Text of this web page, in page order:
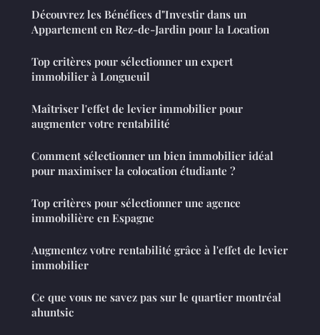
Découvrez les Bénéfices d"Investir dans un
Appartement en Rez-de-Jardin pour la Location
Top critères pour sélectionner un expert
immobilier à Longueuil
Maîtriser l'effet de levier immobilier pour
augmenter votre rentabilité
Comment sélectionner un bien immobilier idéal
pour maximiser la colocation étudiante ?
Top critères pour sélectionner une agence
immobilière en Espagne
Augmentez votre rentabilité grâce à l'effet de levier
immobilier
Ce que vous ne savez pas sur le quartier montréal
ahuntsic